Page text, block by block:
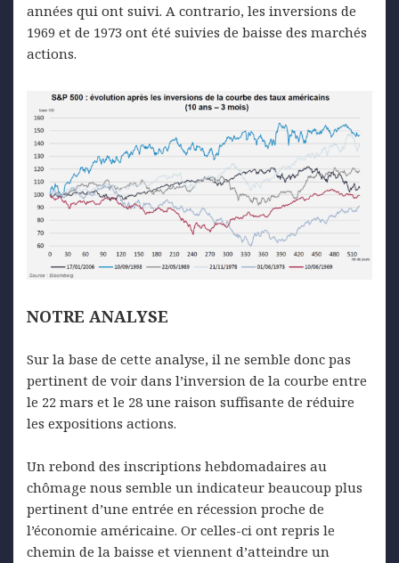
années qui ont suivi. A contrario, les inversions de
1969 et de 1973 ont été suivies de baisse des marchés
actions.
NOTRE ANALYSE
Sur la base de cette analyse, il ne semble donc pas
pertinent de voir dans l’inversion de la courbe entre
le 22 mars et le 28 une raison suffisante de réduire
les expositions actions.
Un rebond des inscriptions hebdomadaires au
chômage nous semble un indicateur beaucoup plus
pertinent d’une entrée en récession proche de
l’économie américaine. Or celles-ci ont repris le
chemin de la baisse et viennent d’atteindre un